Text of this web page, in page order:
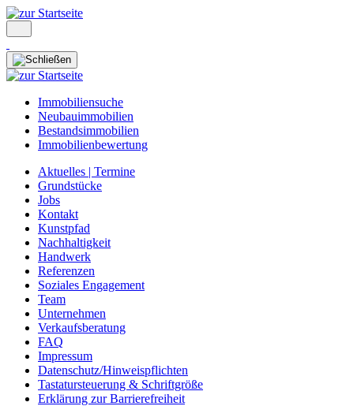
Immobiliensuche
Neubauimmobilien
Bestandsimmobilien
Immobilienbewertung
Aktuelles | Termine
Grundstücke
Jobs
Kontakt
Kunstpfad
Nachhaltigkeit
Handwerk
Referenzen
Soziales Engagement
Team
Unternehmen
Verkaufsberatung
FAQ
Impressum
Datenschutz/Hinweispflichten
Tastatursteuerung & Schriftgröße
Erklärung zur Barrierefreiheit